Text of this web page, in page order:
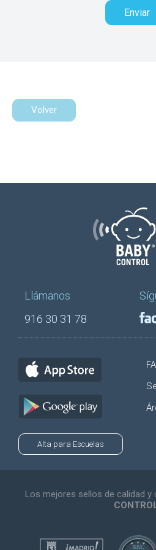
Volver
Llámanos
916 30 31 78
Alta para Escuelas
Los mejores sellos de calidad y